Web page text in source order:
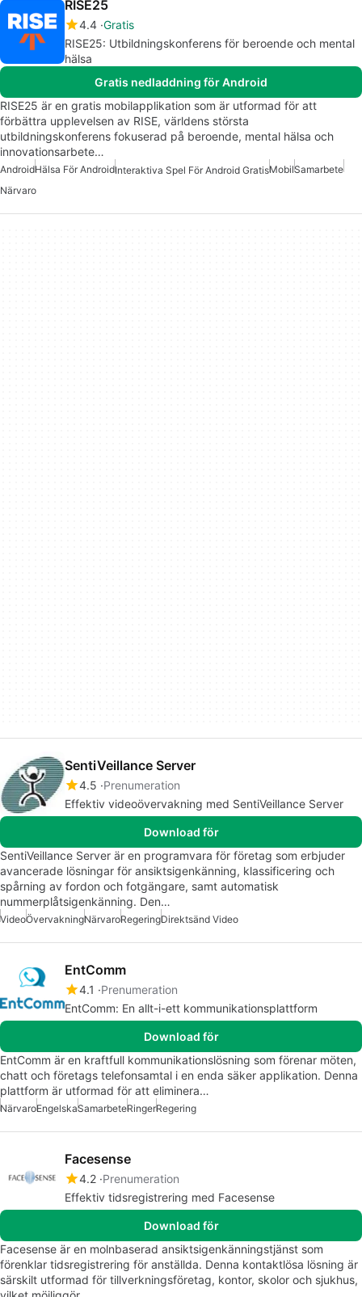
RISE25
4.4 Gratis
RISE25: Utbildningskonferens för beroende och mental
hälsa
Gratis nedladdning för Android
RISE25 är en gratis mobilapplikation som är utformad för att
förbättra upplevelsen av RISE, världens största
utbildningskonferens fokuserad på beroende, mental hälsa och
innovationsarbete…
AndroidHälsa För AndroidInteraktiva Spel För Android GratisMobilSamarbete
Närvaro
SentiVeillance Server
4.5 Prenumeration
Effektiv videoövervakning med SentiVeillance Server
Download för
SentiVeillance Server är en programvara för företag som erbjuder
avancerade lösningar för ansiktsigenkänning, klassificering och
spårning av fordon och fotgängare, samt automatisk
nummerplåtsigenkänning. Den…
VideoÖvervakningNärvaroRegeringDirektsänd Video
EntComm
4.1
Prenumeration
EntComm: En allt-i-ett kommunikationsplattform
Download för
EntComm är en kraftfull kommunikationslösning som förenar möten,
chatt och företags telefonsamtal i en enda säker applikation. Denna
plattform är utformad för att eliminera…
NärvaroEngelskaSamarbeteRingerRegering
Facesense
4.2 Prenumeration
Effektiv tidsregistrering med Facesense
Download för
Facesense är en molnbaserad ansiktsigenkänningstjänst som
förenklar tidsregistrering för anställda. Denna kontaktlösa lösning är
särskilt utformad för tillverkningsföretag, kontor, skolor och sjukhus,